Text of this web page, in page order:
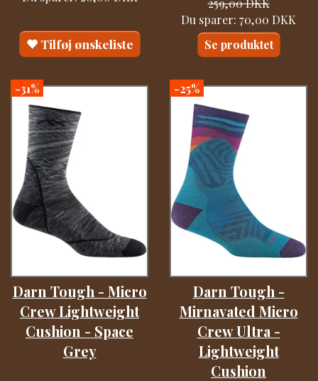
Tilføj ønskeliste
Du sparer: 70,00 DKK
Se produktet
-31%
Darn Tough - Micro
Crew Lightweight
Cushion - Space
Grey
-25%
Darn Tough -
Mirnavated Micro
Crew Ultra -
Lightweight
Cushion